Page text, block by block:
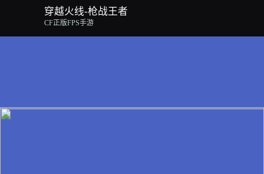
穿越火线-枪战王者
CF正版FPS手游